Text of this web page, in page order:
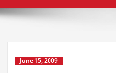
June 15, 2009